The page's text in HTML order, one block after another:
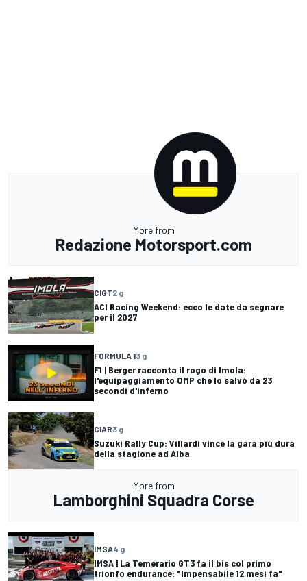
More from
Redazione Motorsport.com
CIGT2 g
ACI Racing Weekend: ecco le date da segnare
per il 2027
FORMULA 13 g
F1 | Berger racconta il rogo di Imola:
l'equipaggiamento OMP che lo salvò da 23
secondi d'inferno
CIAR3 g
Suzuki Rally Cup: Villardi vince la gara più dura
della stagione ad Alba
More from
Lamborghini Squadra Corse
IMSA4 g
IMSA | La Temerario GT3 fa il bis col primo
trionfo endurance: "Impensabile 12 mesi fa"